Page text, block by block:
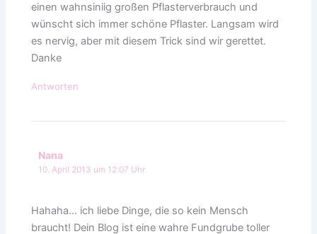
einen wahnsiniig großen Pflasterverbrauch und
wünscht sich immer schöne Pflaster. Langsam wird
es nervig, aber mit diesem Trick sind wir gerettet.
Danke
Antworten
Nana
10. April 2013 um 12:07 Uhr
Hahaha… ich liebe Dinge, die so kein Mensch
braucht! Dein Blog ist eine wahre Fundgrube toller